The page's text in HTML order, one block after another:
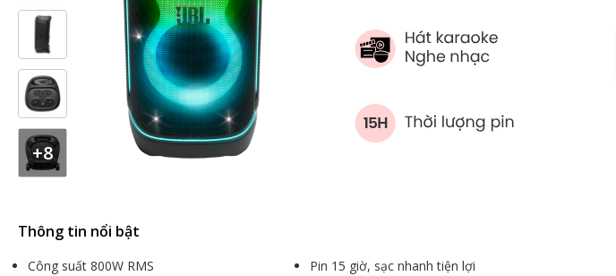
+8
Thông tin nổi bật
Công suất 800W RMS
Pin 15 giờ, sạc nhanh tiện lợi